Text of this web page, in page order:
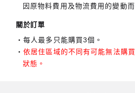
因原物料費用及物流費用的變動而
關於訂單
每人最多只能購買3個。
依居住區域的不同有可能無法購
狀態。